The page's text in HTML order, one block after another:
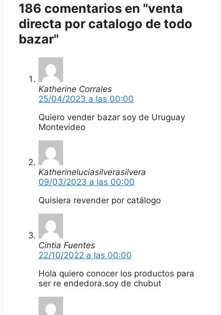
186 comentarios en "venta
directa por catalogo de todo
bazar"
Katherine Corrales
25/04/2023 a las 00:00
Quiero vender bazar soy de Uruguay
Montevideo
Katherineluciasilverasilvera
09/03/2023 a las 00:00
Quisiera revender por catálogo
Cintia Fuentes
22/10/2022 a las 00:00
Hola quiero conocer los productos para
ser re endedora.soy de chubut